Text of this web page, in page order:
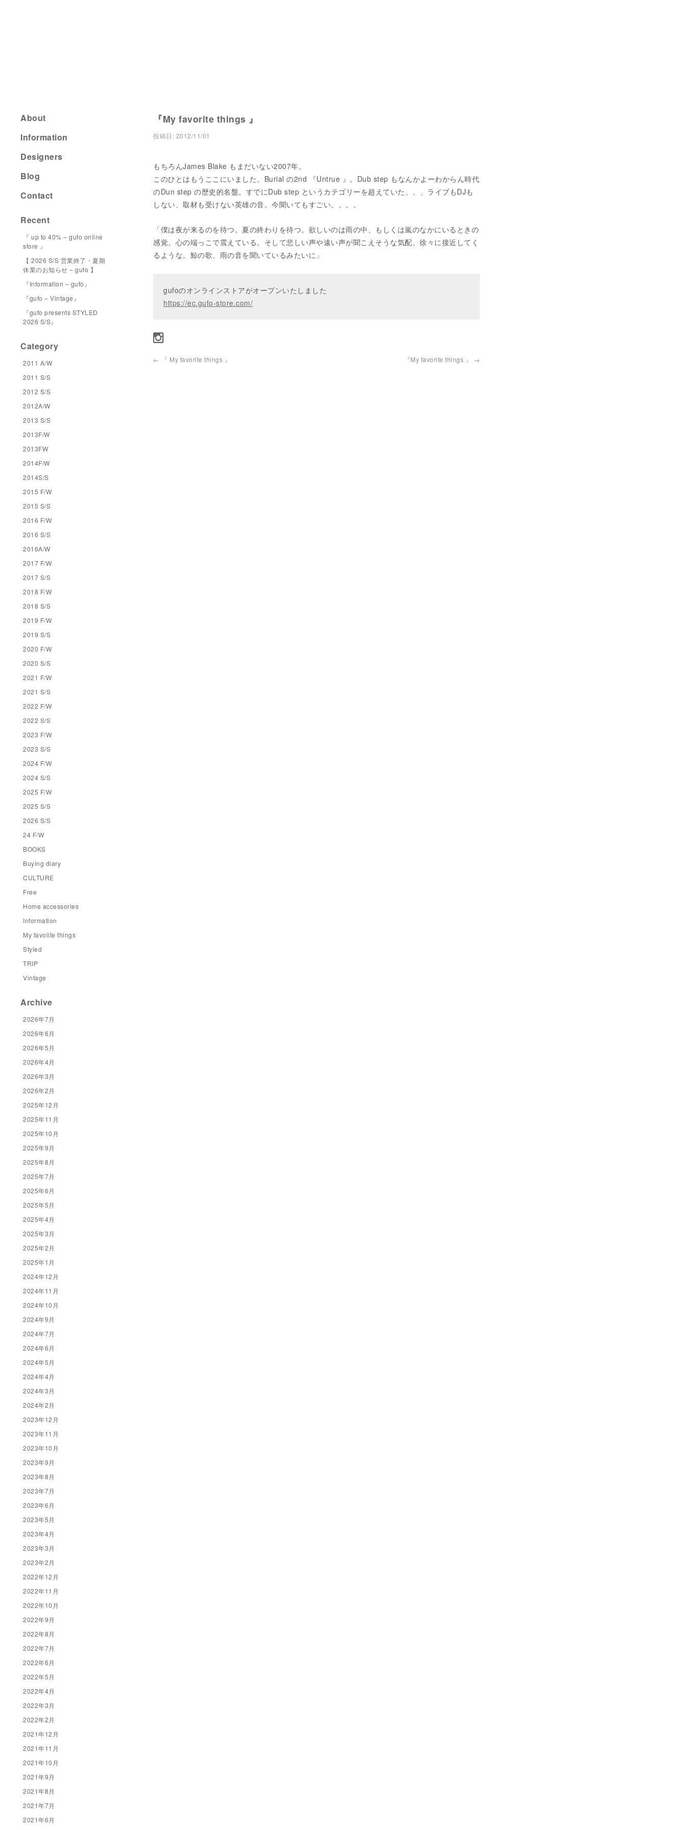
『My favorite things 』
投稿日: 2012/11/01
もちろんJames Blake もまだいない2007年。
このひとはもうここにいました。Burial の2nd 『Untrue 』。Dub step もなんかよーわからん時代
のDun step の歴史的名盤。すでにDub step というカテゴリーを超えていた、、、ライブもDJも
しない、取材も受けない英雄の音。今聞いてもすごい。。。。
「僕は夜が来るのを待つ。夏の終わりを待つ。欲しいのは雨の中、もしくは嵐のなかにいるときの
感覚。心の端っこで震えている。そして悲しい声や遠い声が聞こえそうな気配。徐々に接近してく
るような。鯨の歌、雨の音を聞いているみたいに」
gufoのオンラインストアがオープンいたしました
https://ec.gufo-store.com/
← 『 My favorite things 』 『My favorite things 』 →
About
Information
Designers
Blog
Contact
Recent
『 up to 40% – gufo online
store 』
【 2026 S/S 営業終了・夏期
休業のお知らせ – gufo 】
『Information – gufo』
『gufo – Vintage』
『gufo presents STYLED
2026 S/S』
Category
2011 A/W
2011 S/S
2012 S/S
2012A/W
2013 S/S
2013F/W
2013FW
2014F/W
2014S/S
2015 F/W
2015 S/S
2016 F/W
2016 S/S
2016A/W
2017 F/W
2017 S/S
2018 F/W
2018 S/S
2019 F/W
2019 S/S
2020 F/W
2020 S/S
2021 F/W
2021 S/S
2022 F/W
2022 S/S
2023 F/W
2023 S/S
2024 F/W
2024 S/S
2025 F/W
2025 S/S
2026 S/S
24 F/W
BOOKS
Buying diary
CULTURE
Free
Home accessories
Information
My favolite things
Styled
TRIP
Vintage
Archive
2026年7月
2026年6月
2026年5月
2026年4月
2026年3月
2026年2月
2025年12月
2025年11月
2025年10月
2025年9月
2025年8月
2025年7月
2025年6月
2025年5月
2025年4月
2025年3月
2025年2月
2025年1月
2024年12月
2024年11月
2024年10月
2024年9月
2024年7月
2024年6月
2024年5月
2024年4月
2024年3月
2024年2月
2023年12月
2023年11月
2023年10月
2023年9月
2023年8月
2023年7月
2023年6月
2023年5月
2023年4月
2023年3月
2023年2月
2022年12月
2022年11月
2022年10月
2022年9月
2022年8月
2022年7月
2022年6月
2022年5月
2022年4月
2022年3月
2022年2月
2021年12月
2021年11月
2021年10月
2021年9月
2021年8月
2021年7月
2021年6月